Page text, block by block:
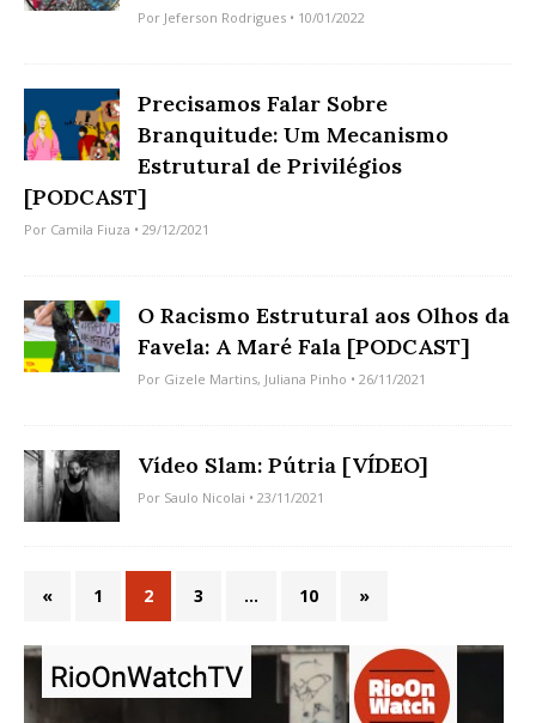
Por Jeferson Rodrigues • 10/01/2022
Precisamos Falar Sobre
Branquitude: Um Mecanismo
Estrutural de Privilégios
[PODCAST]
Por Camila Fiuza • 29/12/2021
O Racismo Estrutural aos Olhos da
Favela: A Maré Fala [PODCAST]
Por Gizele Martins, Juliana Pinho • 26/11/2021
Vídeo Slam: Pútria [VÍDEO]
Por Saulo Nicolai • 23/11/2021
« 1 2 3 … 10 »